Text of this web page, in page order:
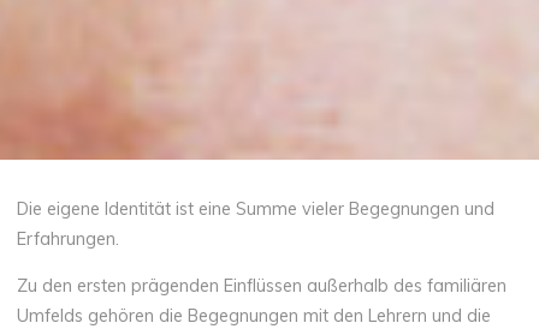
Die eigene Identität ist eine Summe vieler Begegnungen und
Erfahrungen.
Zu den ersten prägenden Einflüssen außerhalb des familiären
Umfelds gehören die Begegnungen mit den Lehrern und die